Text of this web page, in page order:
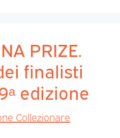
PRIZE.
finalisti
edizione
Collezionare